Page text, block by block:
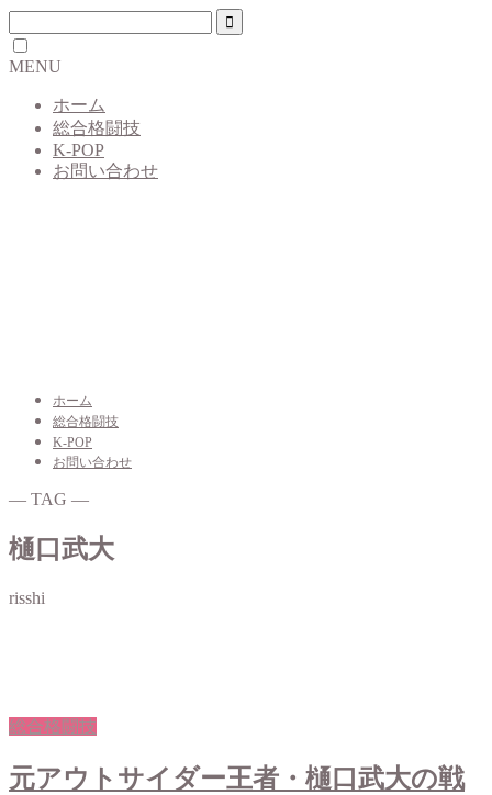
MENU
ホーム
総合格闘技
K-POP
お問い合わせ
ホーム
総合格闘技
K-POP
お問い合わせ
― TAG ―
樋口武大
risshi
総合格闘技
元アウトサイダー王者・樋口武大の戦